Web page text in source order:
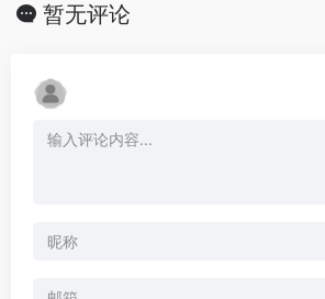
暂无评论